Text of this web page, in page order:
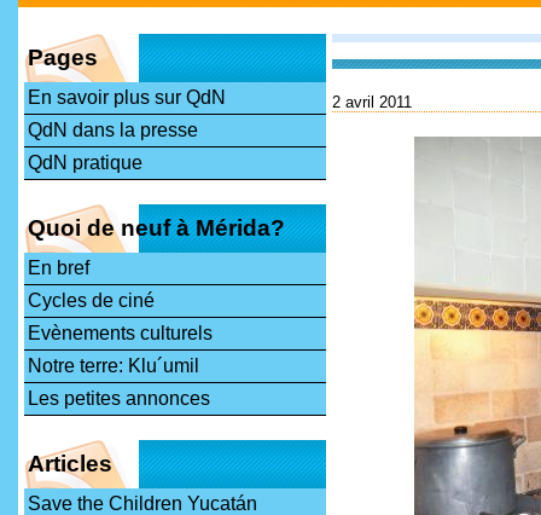
Pages
En savoir plus sur QdN
QdN dans la presse
QdN pratique
Quoi de neuf à Mérida?
En bref
Cycles de ciné
Evènements culturels
Notre terre: Klu´umil
Les petites annonces
Articles
Save the Children Yucatán
2 avril 2011